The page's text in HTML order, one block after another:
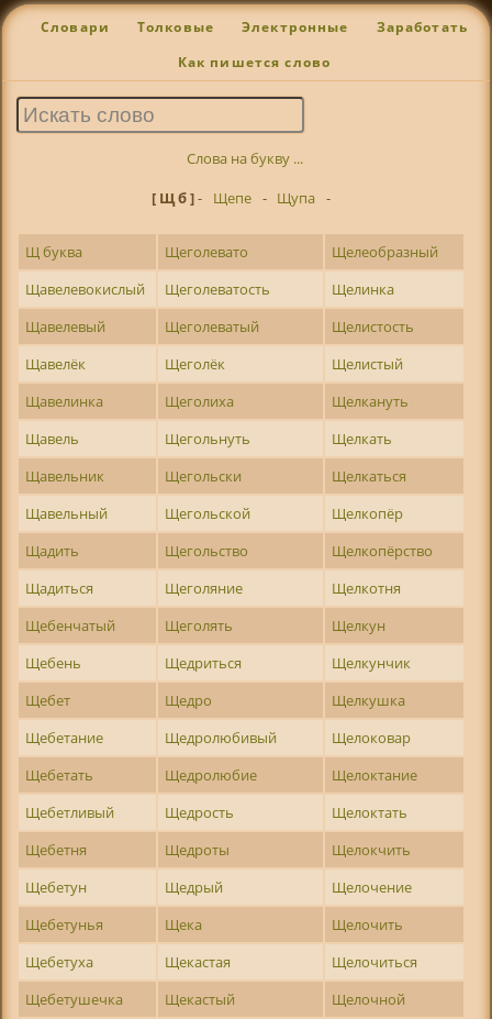
Словари Толковые Электронные Заработать
Как пишется слово
Слова на букву ...
[ Щ б ]- Щепе - Щупа -
Щ буква Щеголевато
Щелеобразный
Щавелевокислый
Щеголеватость
Щелинка
Щавелевый
Щеголеватый
Щелистость
Щавелёк
Щеголёк
Щелистый
Щавелинка
Щеголиха
Щелкануть
Щавель
Щегольнуть
Щелкать
Щавельник
Щегольски
Щелкаться
Щавельный
Щегольской
Щелкопёр
Щадить
Щегольство
Щелкопёрство
Щадиться
Щеголяние
Щелкотня
Щебенчатый
Щеголять
Щелкун
Щебень
Щедриться
Щелкунчик
Щебет
Щедро
Щелкушка
Щебетание
Щедролюбивый
Щелоковар
Щебетать
Щедролюбие
Щелоктание
Щебетливый
Щедрость
Щелоктать
Щебетня
Щедроты
Щелокчить
Щебетун
Щедрый
Щелочение
Щебетунья
Щека
Щелочить
Щебетуха
Щекастая
Щелочиться
Щебетушечка
Щекастый
Щелочной